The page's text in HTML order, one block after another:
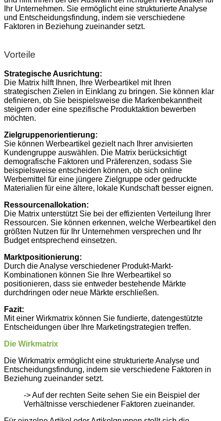
Ihr Unternehmen. Sie ermöglicht eine strukturierte Analyse
und Entscheidungsfindung, indem sie verschiedene
Faktoren in Beziehung zueinander setzt.
Vorteile
Strategische Ausrichtung:
Die Matrix hilft Ihnen, Ihre Werbeartikel mit Ihren
strategischen Zielen in Einklang zu bringen. Sie können klar
definieren, ob Sie beispielsweise die Markenbekanntheit
steigern oder eine spezifische Produktaktion bewerben
möchten.
Zielgruppenorientierung:
Sie können Werbeartikel gezielt nach Ihrer anvisierten
Kundengruppe auswählen. Die Matrix berücksichtigt
demografische Faktoren und Präferenzen, sodass Sie
beispielsweise entscheiden können, ob sich online
Werbemittel für eine jüngere Zielgruppe oder gedruckte
Materialien für eine ältere, lokale Kundschaft besser eignen.
Ressourcenallokation:
Die Matrix unterstützt Sie bei der effizienten Verteilung Ihrer
Ressourcen. Sie können erkennen, welche Werbeartikel den
größten Nutzen für Ihr Unternehmen versprechen und Ihr
Budget entsprechend einsetzen.
Marktpositionierung:
Durch die Analyse verschiedener Produkt-Markt-
Kombinationen können Sie Ihre Werbeartikel so
positionieren, dass sie entweder bestehende Märkte
durchdringen oder neue Märkte erschließen.
Fazit:
Mit einer Wirkmatrix können Sie fundierte, datengestützte
Entscheidungen über Ihre Marketingstrategien treffen.
Die Wirkmatrix
Die Wirkmatrix ermöglicht eine strukturierte Analyse und
Entscheidungsfindung, indem sie verschiedene Faktoren in
Beziehung zueinander setzt.
-> Auf der rechten Seite sehen Sie ein Beispiel der
Verhältnisse verschiedener Faktoren zueinander.